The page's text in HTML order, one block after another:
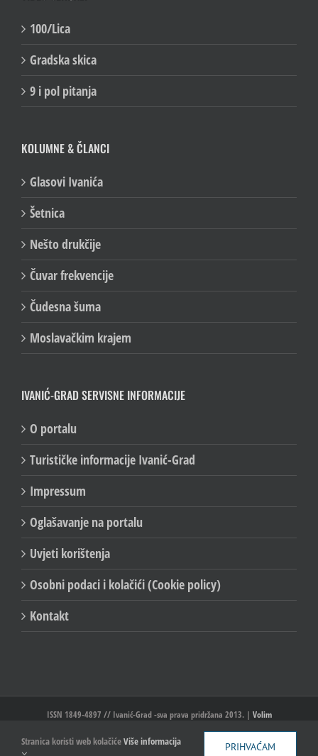
100/Lica
Gradska skica
9 i pol pitanja
KOLUMNE & ČLANCI
Glasovi Ivanića
Šetnica
Nešto drukčije
Čuvar frekvencije
Čudesna šuma
Moslavačkim krajem
IVANIĆ-GRAD SERVISNE INFORMACIJE
O portalu
Turističke informacije Ivanić-Grad
Impressum
Oglašavanje na portalu
Uvjeti korištenja
Osobni podaci i kolačići (Cookie policy)
Kontakt
ISSN 1849-4897 // Ivanić-Grad -sva prava pridržana 2013. | Volim
Email
Stranica koristi web kolačićeViše informacija PRIHVAĆAM